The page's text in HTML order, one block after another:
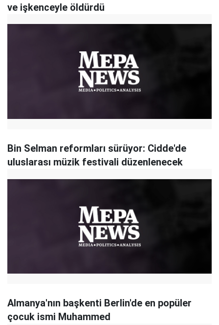
ve işkenceyle öldürdü
Bin Selman reformları sürüyor: Cidde'de
uluslarası müzik festivali düzenlenecek
Almanya'nın başkenti Berlin'de en popüler
çocuk ismi Muhammed